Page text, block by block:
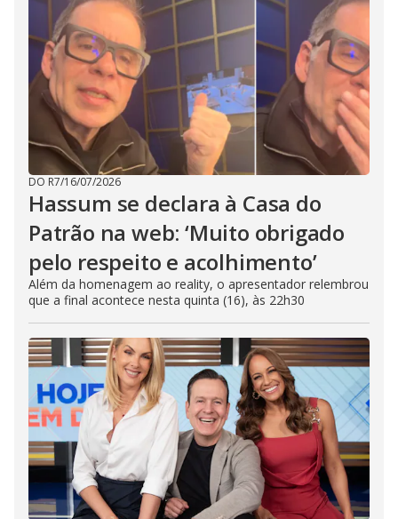
DO R7/16/07/2026
Hassum se declara à Casa do
Patrão na web: ‘Muito obrigado
pelo respeito e acolhimento’
Além da homenagem ao reality, o apresentador relembrou
que a final acontece nesta quinta (16), às 22h30